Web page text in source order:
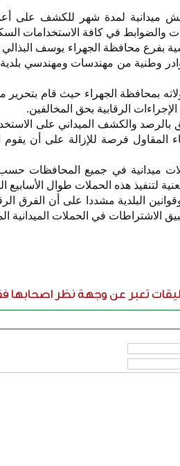
ميدانية لمدة شهر للكشف على
والضوابط في كافة الاستخدامات
بفرع محافظة الجهراء يوسف
وطنية من مهندسات ومهندسي
بمحافظة الجهراء حيث قام بتحرير
الرقابية بحق المخالفين.
والكشف الميداني على
المقاول فرصة للإزالة على أن يقوم
ميدانية في جميع المحافظات
لتنفيذ هذه الحملات طوال الأسابيع
البلدية مشددا على أن الفرق
الاشتراطات في الحملات الميدانية
تعبر عن وجهة نظر اصحابها